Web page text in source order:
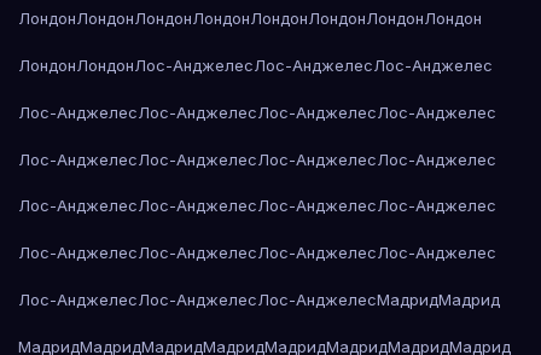
ЛондонЛондонЛондонЛондонЛондонЛондонЛондонЛондон
ЛондонЛондонЛос-АнджелесЛос-АнджелесЛос-Анджелес
Лос-АнджелесЛос-АнджелесЛос-АнджелесЛос-Анджелес
Лос-АнджелесЛос-АнджелесЛос-АнджелесЛос-Анджелес
Лос-АнджелесЛос-АнджелесЛос-АнджелесЛос-Анджелес
Лос-АнджелесЛос-АнджелесЛос-АнджелесЛос-Анджелес
Лос-АнджелесЛос-АнджелесЛос-АнджелесМадридМадрид
МадридМадридМадридМадридМадридМадридМадридМадрид